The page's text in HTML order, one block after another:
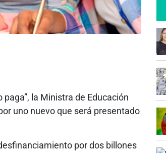
la Ministra de Educación
uno nuevo que será presentado
por dos billones